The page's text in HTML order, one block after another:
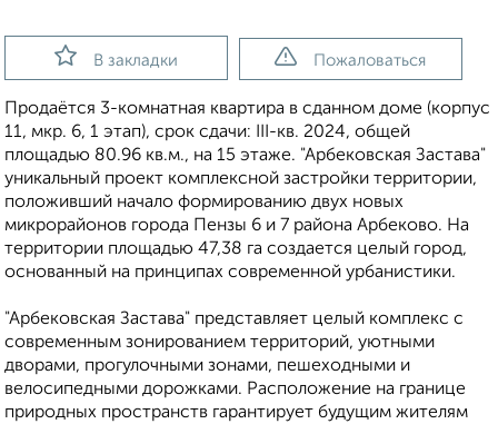
В закладки Пожаловаться
Продаётся 3-комнатная квартира в сданном доме (корпус
11, мкр. 6, 1 этап), срок сдачи: III-кв. 2024, общей
площадью 80.96 кв.м., на 15 этаже. "Арбековская Застава"
уникальный проект комплексной застройки территории,
положивший начало формированию двух новых
микрорайонов города Пензы 6 и 7 района Арбеково. На
территории площадью 47,38 га создается целый город,
основанный на принципах современной урбанистики.
"Арбековская Застава" представляет целый комплекс с
современным зонированием территорий, уютными
дворами, прогулочными зонами, пешеходными и
велосипедными дорожками. Расположение на границе
природных пространств гарантирует будущим жителям